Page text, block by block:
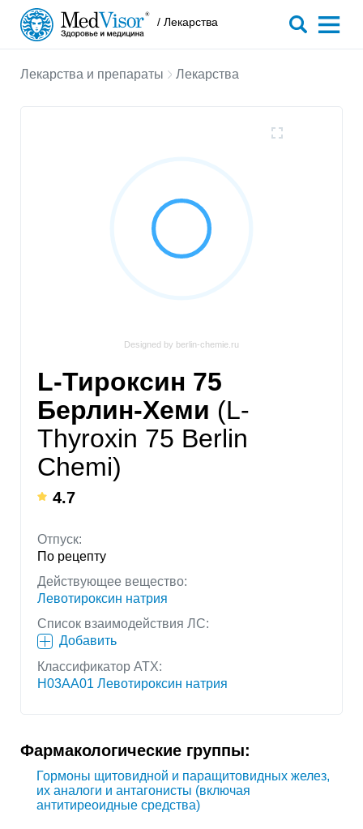
/ Лекарства
Лекарства и препараты Лекарства
Designed by berlin-chemie.ru
L-Тироксин 75
Берлин-Хеми (L-
Thyroxin 75 Berlin
Chemi)
4.7
Отпуск:
По рецепту
Действующее вещество:
Левотироксин натрия
Список взаимодействия ЛС:
Добавить
Классификатор АТХ:
H03AA01 Левотироксин натрия
Фармакологические группы:
Гормоны щитовидной и паращитовидных желез,
их аналоги и антагонисты (включая
антитиреоидные средства)